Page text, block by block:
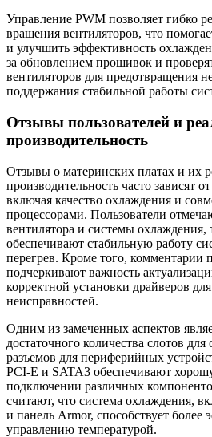
Управление PWM позволяет гибко
вращения вентиляторов, что
и улучшить эффективность
за обновлением прошивок и
вентиляторов для предотвращения
поддержания стабильной работы
Отзывы пользователей и
производительность
Отзывы о материнских платах и их
производительность часто зависят
включая качество охлаждения и
процессорами. Пользователи
вентилятора и системы охлаждения,
обеспечивают стабильную работу
перегрев. Кроме того, комментарии
подчеркивают важность
корректной установки драйверов
неисправностей.
Одним из замеченных аспектов
достаточного количества слотов
разъемов для периферийных
PCI-E и SATA3 обеспечивают
подключении различных
считают, что система охлаждения,
и панель Armor, способствует более
управлению температурой.